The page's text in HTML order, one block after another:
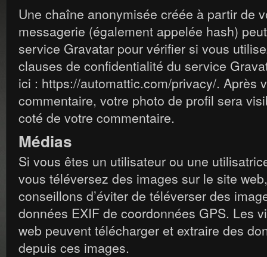
Une chaîne anonymisée créée à partir de
messagerie (également appelée hash)
service Gravatar pour vérifier si vous
clauses de confidentialité du service
ici : https://automattic.com/privacy/. Après
commentaire, votre photo de profil sera
coté de votre commentaire.
Médias
Si vous êtes un utilisateur ou une
vous téléversez des images sur le site
conseillons d’éviter de téléverser des
données EXIF de coordonnées GPS. Les
web peuvent télécharger et extraire des
depuis ces images.